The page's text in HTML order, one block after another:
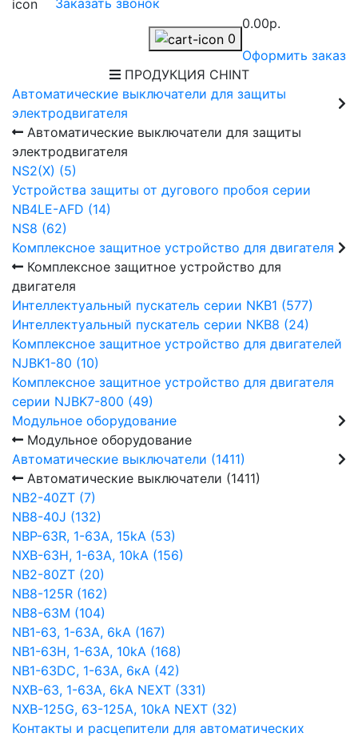
0
0.00р.
Оформить заказ
ПРОДУКЦИЯ CHINT
Автоматические выключатели для защиты
электродвигателя
Автоматические выключатели для защиты
электродвигателя
NS2(X) (5)
Устройства защиты от дугового пробоя серии
NB4LE-AFD (14)
NS8 (62)
Комплексное защитное устройство для двигателя
Комплексное защитное устройство для
двигателя
Интеллектуальный пускатель серии NKB1 (577)
Интеллектуальный пускатель серии NKB8 (24)
Комплексное защитное устройство для двигателей
NJBK1-80 (10)
Комплексное защитное устройство для двигателя
серии NJBK7-800 (49)
Модульное оборудование
Модульное оборудование
Автоматические выключатели (1411)
Автоматические выключатели (1411)
NB2-40ZT (7)
NB8-40J (132)
NBP-63R, 1-63A, 15kA (53)
NXB-63H, 1-63A, 10kA (156)
NB2-80ZT (20)
NB8-125R (162)
NB8-63М (104)
NB1-63, 1-63А, 6kA (167)
NB1-63H, 1-63А, 10kA (168)
NB1-63DC, 1-63А, 6кА (42)
NXB-63, 1-63А, 6kA NEXT (331)
NXB-125G, 63-125А, 10kA NEXT (32)
Контакты и расцепители для автоматических